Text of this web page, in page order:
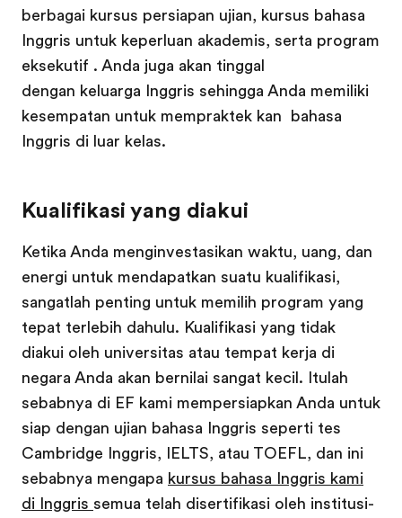
berbagai kursus persiapan ujian, kursus bahasa
Inggris untuk keperluan akademis, serta program
eksekutif . Anda juga akan tinggal
dengan keluarga Inggris sehingga Anda memiliki
kesempatan untuk mempraktek kan bahasa
Inggris di luar kelas.
Kualifikasi yang diakui
Ketika Anda menginvestasikan waktu, uang, dan
energi untuk mendapatkan suatu kualifikasi,
sangatlah penting untuk memilih program yang
tepat terlebih dahulu. Kualifikasi yang tidak
diakui oleh universitas atau tempat kerja di
negara Anda akan bernilai sangat kecil. Itulah
sebabnya di EF kami mempersiapkan Anda untuk
siap dengan ujian bahasa Inggris seperti tes
Cambridge Inggris, IELTS, atau TOEFL, dan ini
sebabnya mengapa kursus bahasa Inggris kami
di Inggris semua telah disertifikasi oleh institusi-